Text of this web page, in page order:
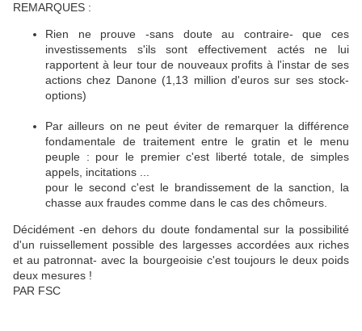
REMARQUES :
Rien ne prouve -sans doute au contraire- que ces
investissements s'ils sont effectivement actés ne lui
rapportent à leur tour de nouveaux profits à l'instar de ses
actions chez Danone (1,13 million d'euros sur ses stock-
options)
Par ailleurs on ne peut éviter de remarquer la différence
fondamentale de traitement entre le gratin et le menu
peuple : pour le premier c'est liberté totale, de simples
appels, incitations ...
pour le second c'est le brandissement de la sanction, la
chasse aux fraudes comme dans le cas des chômeurs.
Décidément -en dehors du doute fondamental sur la possibilité
d'un ruissellement possible des largesses accordées aux riches
et au patronnat- avec la bourgeoisie c'est toujours le deux poids
deux mesures !
PAR FSC